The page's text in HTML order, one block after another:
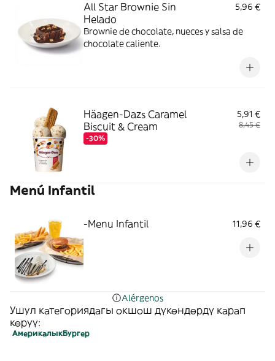
All Star Brownie Sin
Helado
5,96 €
Brownie de chocolate, nueces y salsa de
chocolate caliente.
Häagen-Dazs Caramel
Biscuit & Cream
-30%
5,91 €
8,45 €
Menú Infantil
-Menu Infantil 11,96 €
Alérgenos
Ушул категориядагы окшош дүкөндөрдү карап
көрүү:
АмерикалыкБургер